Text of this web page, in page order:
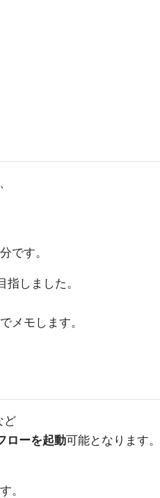
です。
しました。
メモします。
ど
ローを起動可能となります。
。